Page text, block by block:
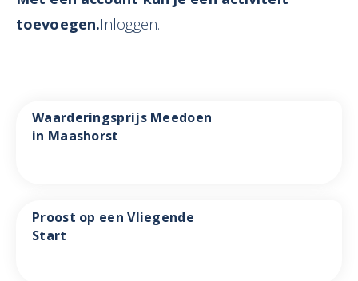
toevoegen.Inloggen.
Waarderingsprijs Meedoen
in Maashorst
Proost op een Vliegende
Start